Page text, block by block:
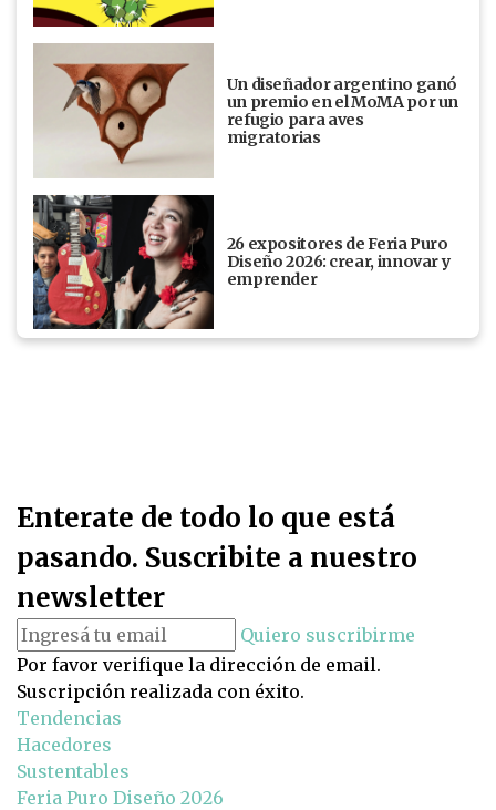
Un diseñador argentino ganó
un premio en el MoMA por un
refugio para aves
migratorias
26 expositores de Feria Puro
Diseño 2026: crear, innovar y
emprender
Enterate de todo lo que está
pasando. Suscribite a nuestro
newsletter
Quiero suscribirme
Por favor verifique la dirección de email.
Suscripción realizada con éxito.
Tendencias
Hacedores
Sustentables
Feria Puro Diseño 2026